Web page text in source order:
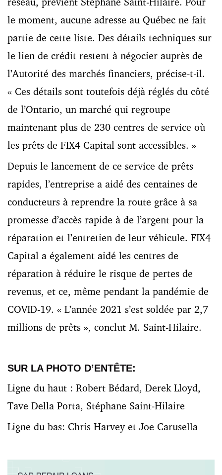
le moment, aucune adresse au Québec ne fait
partie de cette liste. Des détails techniques sur
le lien de crédit restent à négocier auprès de
l’Autorité des marchés financiers, précise-t-il.
« Ces détails sont toutefois déjà réglés du côté
de l’Ontario, un marché qui regroupe
maintenant plus de 230 centres de service où
les prêts de FIX4 Capital sont accessibles. »
Depuis le lancement de ce service de prêts
rapides, l’entreprise a aidé des centaines de
conducteurs à reprendre la route grâce à sa
promesse d’accès rapide à de l’argent pour la
réparation et l’entretien de leur véhicule. FIX4
Capital a également aidé les centres de
réparation à réduire le risque de pertes de
revenus, et ce, même pendant la pandémie de
COVID-19. « L’année 2021 s’est soldée par 2,7
millions de prêts », conclut M. Saint-Hilaire.
SUR LA PHOTO D’ENTÊTE:
Ligne du haut : Robert Bédard, Derek Lloyd,
Tave Della Porta, Stéphane Saint-Hilaire
Ligne du bas: Chris Harvey et Joe Carusella